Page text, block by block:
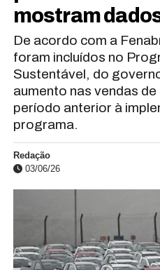
mostram
De acordo com a
foram incluídos no
Sustentável, do
aumento nas vendas
período anterior à
programa.
Redação
03/06/26